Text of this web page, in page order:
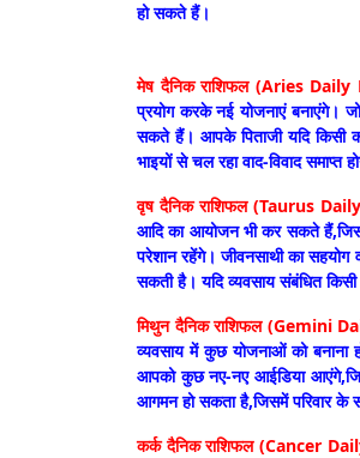
हो सकते हैं।
मेष दैनिक राशिफल (Aries
प्रयोग करके नई योजनाएं बनाएंगे।
सकते हैं। आपके पिताजी यदि किसी
भाइयों से चल रहा वाद-विवाद समाप्त
वृष दैनिक राशिफल (Taurus
आदि का आयोजन भी कर सकते
परेशान रहेंगे। जीवनसाथी का सहयोग
सकती है। यदि व्यवसाय संबंधित
मिथुन दैनिक राशिफल (Gemini
व्यवसाय में कुछ योजनाओं को
आपको कुछ नए-नए आईडिया
आगमन हो सकता है,जिसमें परिवार
कर्क दैनिक राशिफल (Cancer